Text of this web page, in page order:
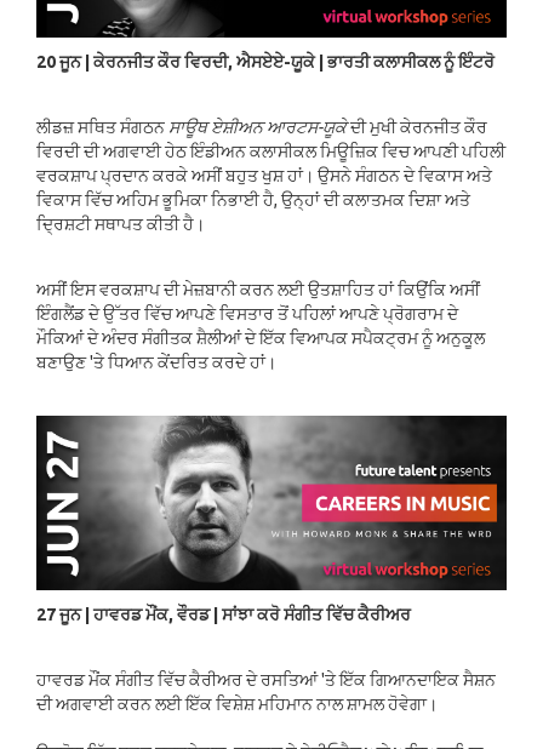
20 ਜੂਨ | ਕੇਰਨਜੀਤ ਕੌਰ ਵਿਰਦੀ, ਐਸਏਏ-ਯੂਕੇ | ਭਾਰਤੀ ਕਲਾਸੀਕਲ ਨੂੰ ਇੰਟਰੋ
ਲੀਡਜ਼ ਸਥਿਤ ਸੰਗਠਨ ਸਾਊਥ ਏਸ਼ੀਅਨ ਆਰਟਸ-ਯੂਕੇਦੀ ਮੁਖੀ ਕੇਰਨਜੀਤ ਕੌਰ
ਵਿਰਦੀ ਦੀ ਅਗਵਾਈ ਹੇਠ ਇੰਡੀਅਨ ਕਲਾਸੀਕਲ ਮਿਊਜ਼ਿਕ ਵਿਚ ਆਪਣੀ ਪਹਿਲੀ
ਵਰਕਸ਼ਾਪ ਪ੍ਰਦਾਨ ਕਰਕੇ ਅਸੀਂ ਬਹੁਤ ਖੁਸ਼ ਹਾਂ। ਉਸਨੇ ਸੰਗਠਨ ਦੇ ਵਿਕਾਸ ਅਤੇ
ਵਿਕਾਸ ਵਿੱਚ ਅਹਿਮ ਭੂਮਿਕਾ ਨਿਭਾਈ ਹੈ, ਉਨ੍ਹਾਂ ਦੀ ਕਲਾਤਮਕ ਦਿਸ਼ਾ ਅਤੇ
ਦ੍ਰਿਸ਼ਟੀ ਸਥਾਪਤ ਕੀਤੀ ਹੈ।
ਅਸੀਂ ਇਸ ਵਰਕਸ਼ਾਪ ਦੀ ਮੇਜ਼ਬਾਨੀ ਕਰਨ ਲਈ ਉਤਸ਼ਾਹਿਤ ਹਾਂ ਕਿਉਂਕਿ ਅਸੀਂ
ਇੰਗਲੈਂਡ ਦੇ ਉੱਤਰ ਵਿੱਚ ਆਪਣੇ ਵਿਸਤਾਰ ਤੋਂ ਪਹਿਲਾਂ ਆਪਣੇ ਪ੍ਰੋਗਰਾਮ ਦੇ
ਮੌਕਿਆਂ ਦੇ ਅੰਦਰ ਸੰਗੀਤਕ ਸ਼ੈਲੀਆਂ ਦੇ ਇੱਕ ਵਿਆਪਕ ਸਪੈਕਟ੍ਰਮ ਨੂੰ ਅਨੁਕੂਲ
ਬਣਾਉਣ 'ਤੇ ਧਿਆਨ ਕੇਂਦਰਿਤ ਕਰਦੇ ਹਾਂ।
27 ਜੂਨ | ਹਾਵਰਡ ਮੌਂਕ, ਵੌਰਡ | ਸਾਂਝਾ ਕਰੋ ਸੰਗੀਤ ਵਿੱਚ ਕੈਰੀਅਰ
ਹਾਵਰਡ ਮੌਂਕ ਸੰਗੀਤ ਵਿੱਚ ਕੈਰੀਅਰ ਦੇ ਰਸਤਿਆਂ 'ਤੇ ਇੱਕ ਗਿਆਨਦਾਇਕ ਸੈਸ਼ਨ
ਦੀ ਅਗਵਾਈ ਕਰਨ ਲਈ ਇੱਕ ਵਿਸ਼ੇਸ਼ ਮਹਿਮਾਨ ਨਾਲ ਸ਼ਾਮਲ ਹੋਵੇਗਾ।